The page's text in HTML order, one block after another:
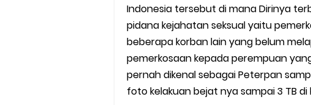
5 Cara Top Up InDriver dengan Mudah
5 Biaya Potongan Shopee Food yang
10 Cara Jitu Autobid Untuk Lala Motor
Indonesia tersebut di mana Dirinya
pidana kejahatan seksual yaitu
beberapa korban lain yang belum
pemerkosaan kepada perempuan
pernah dikenal sebagai Peterpan
foto kelakuan bejat nya sampai 3 TB